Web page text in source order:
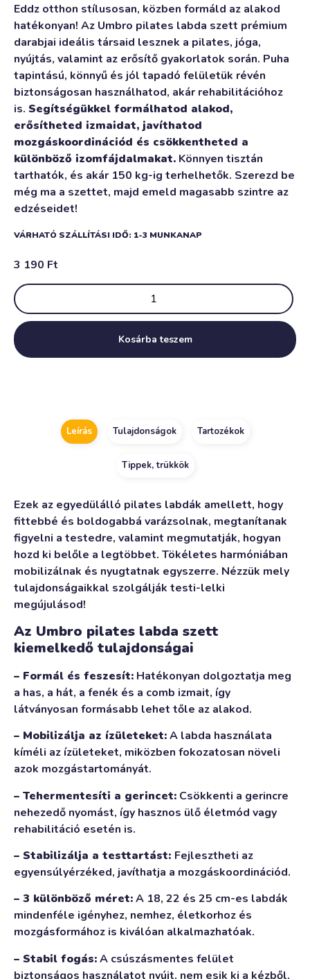
Eddz otthon stílusosan, közben formáld az alakod
hatékonyan! Az Umbro pilates labda szett prémium
darabjai ideális társaid lesznek a pilates, jóga,
nyújtás, valamint az erősítő gyakorlatok során. Puha
tapintású, könnyű és jól tapadó felületük révén
biztonságosan használhatod, akár rehabilitációhoz
is. Segítségükkel formálhatod alakod,
erősítheted izmaidat, javíthatod
mozgáskoordinációd és csökkentheted a
különböző izomfájdalmakat. Könnyen tisztán
tarthatók, és akár 150 kg-ig terhelhetők. Szerezd be
még ma a szettet, majd emeld magasabb szintre az
edzéseidet!
VÁRHATÓ SZÁLLÍTÁSI IDŐ: 1-3 MUNKANAP
3 190 Ft
Kosárba teszem
Leírás Tulajdonságok Tartozékok
Tippek, trükkök
Ezek az egyedülálló pilates labdák amellett, hogy
fittebbé és boldogabbá varázsolnak, megtanítanak
figyelni a testedre, valamint megmutatják, hogyan
hozd ki belőle a legtöbbet. Tökéletes harmóniában
mobilizálnak és nyugtatnak egyszerre. Nézzük mely
tulajdonságaikkal szolgálják testi-lelki
megújulásod!
Az Umbro pilates labda szett
kiemelkedő tulajdonságai
– Formál és feszesít: Hatékonyan dolgoztatja meg
a has, a hát, a fenék és a comb izmait, így
látványosan formásabb lehet tőle az alakod.
– Mobilizálja az ízületeket:A labda használata
kíméli az ízületeket, miközben fokozatosan növeli
azok mozgástartományát.
– Tehermentesíti a gerincet: Csökkenti a gerincre
nehezedő nyomást, így hasznos ülő életmód vagy
rehabilitáció esetén is.
– Stabilizálja a testtartást: Fejlesztheti az
egyensúlyérzéked, javíthatja a mozgáskoordinációd.
– 3 különböző méret:A 18, 22 és 25 cm-es labdák
mindenféle igényhez, nemhez, életkorhoz és
mozgásformához is kiválóan alkalmazhatóak.
– Stabil fogás:A csúszásmentes felület
biztonságos használatot nyújt, nem esik ki a kézből.